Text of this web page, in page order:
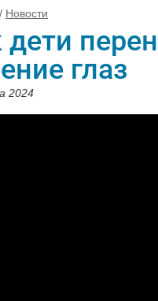
/ Новости
дети
глаз
2024